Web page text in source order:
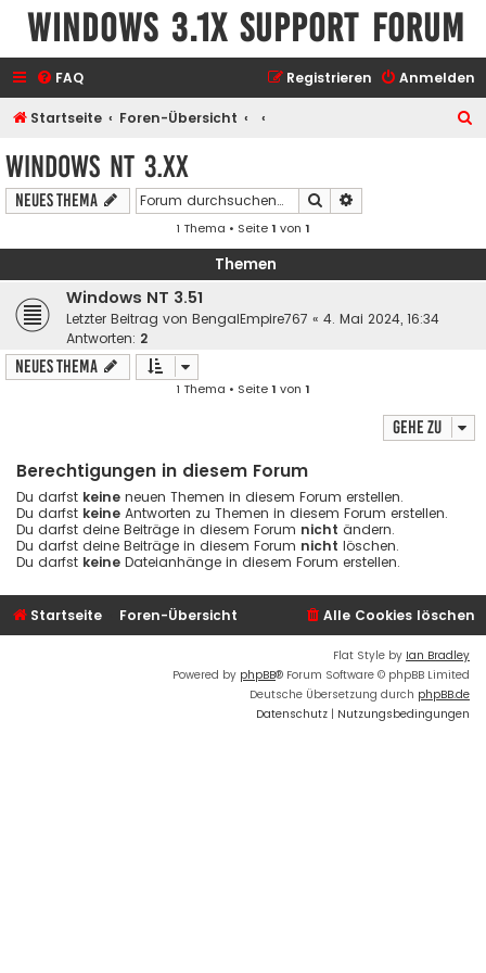
Windows 3.1x Support Forum
FAQ Anmelden
Registrieren
Startseite Foren-Übersicht
Windows NT 3.xx
Neues Thema Suche
1 Thema • Seite1 von 1
Themen
Windows NT 3.51
Letzter Beitrag von BengalEmpire767 « 4. Mai 2024, 16:34
Antworten: 2
Neues Thema
1 Thema • Seite1 von 1
Gehe zu
Berechtigungen in diesem Forum
Du darfst keine neuen Themen in diesem Forum erstellen.
Du darfst keine Antworten zu Themen in diesem Forum erstellen.
Du darfst deine Beiträge in diesem Forum nicht ändern.
Du darfst deine Beiträge in diesem Forum nicht löschen.
Du darfst keine Dateianhänge in diesem Forum erstellen.
Startseite Foren-Übersicht Alle Cookies löschen
Flat Style by Ian Bradley
Powered by phpBB® Forum Software © phpBB Limited
Deutsche Übersetzung durch phpBB.de
Datenschutz | Nutzungsbedingungen